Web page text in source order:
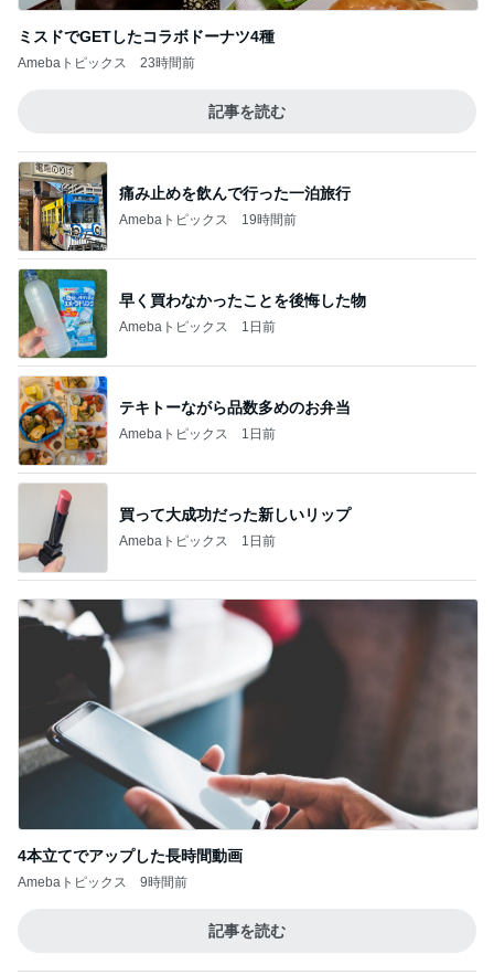
ミスドでGETしたコラボドーナツ4種
Amebaトピックス 23時間前
記事を読む
痛み止めを飲んで行った一泊旅行
Amebaトピックス 19時間前
早く買わなかったことを後悔した物
Amebaトピックス 1日前
テキトーながら品数多めのお弁当
Amebaトピックス 1日前
買って大成功だった新しいリップ
Amebaトピックス 1日前
4本立てでアップした長時間動画
Amebaトピックス 9時間前
記事を読む